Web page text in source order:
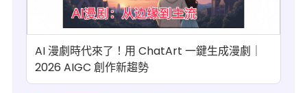
AI 漫劇時代來了！用 ChatArt 一鍵生成漫劇｜
2026 AIGC 創作新趨勢